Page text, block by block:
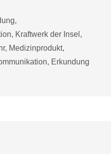
Kraftwerk der Insel,
Medizinprodukt,
Erkundung